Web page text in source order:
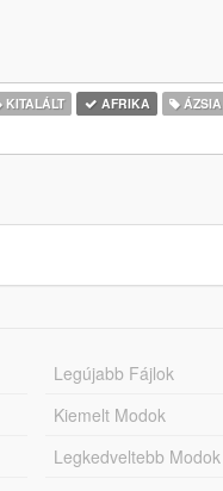
KITALÁLT AFRIKA ÁZSIA
Legújabb Fájlok
Kiemelt Modok
Legkedveltebb Modok